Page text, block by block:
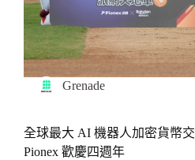
Grenade
全球最大 AI 機器人加密貨幣
Pionex 歡慶四週年